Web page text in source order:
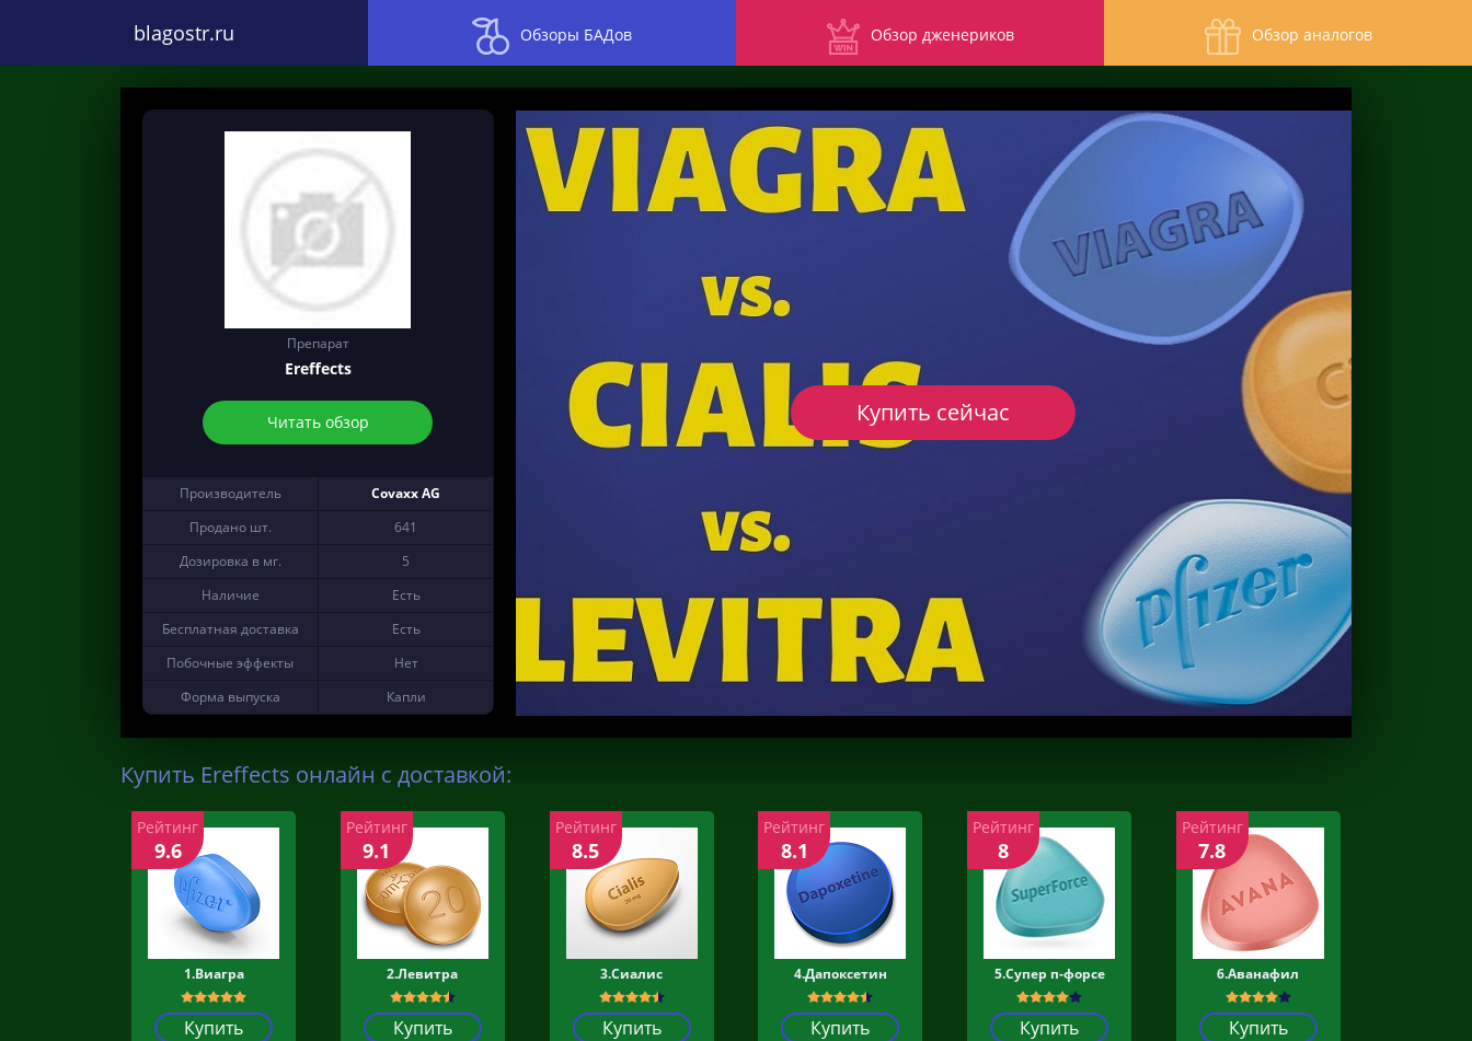
blagostr.ru Обзоры БАДов Обзор дженериков Обзор аналогов
Препарат
Ereffects
Читать обзор
Производитель
Covaxx AG
Продано шт.
641
Дозировка в мг.
5
Наличие
Есть
Бесплатная доставка
Есть
Побочные эффекты
Нет
Форма выпуска
Капли
Купить сейчас
Купить Ereffects онлайн с доставкой:
1.Виагра
Купить
Рейтинг
9.6
2.Левитра
Купить
Рейтинг
9.1
3.Сиалис
Купить
Рейтинг
8.5
4.Дапоксетин
Купить
Рейтинг
8.1
5.Супер п-форсе
Купить
Рейтинг
8
6.Аванафил
Купить
Рейтинг
7.8